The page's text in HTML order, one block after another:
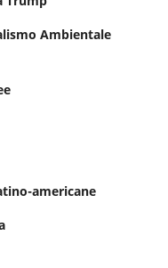
Ambientale
americane